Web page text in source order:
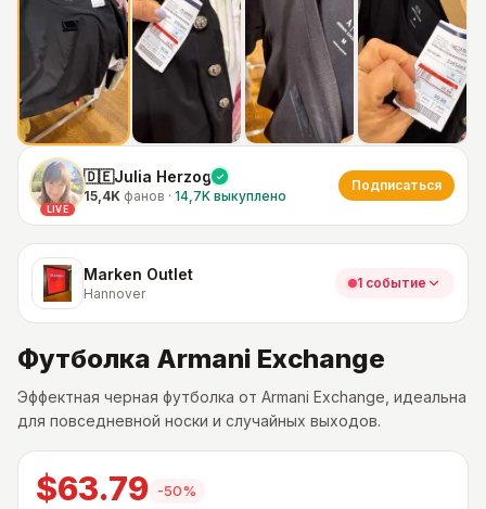
LIVE
🇩🇪Julia Herzog
15,4K фанов · 14,7K выкуплено
Подписаться
Marken Outlet
Hannover
1 событие
Футболка Armani Exchange
Эффектная черная футболка от Armani Exchange, идеальна
для повседневной носки и случайных выходов.
$63.79 -50%